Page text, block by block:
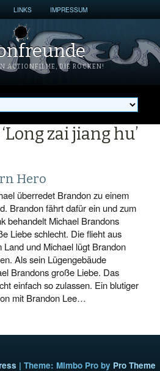
LINKS IMPRESSUM
ACTIONFILME, DIE ROCKEN!
zai jiang hu’
Hero
überredet Brandon zu einem
Brandon fährt dafür ein und zum
behandelt Michael Brandons
Liebe schlecht. Die flieht aus
Land und Michael lügt Brandon
Als sein Lügengebäude
Brandons große Liebe. Das
einfach so zulassen. Ein blutiger
mit Brandon Lee…
| Theme: Mimbo Pro by Pro Theme